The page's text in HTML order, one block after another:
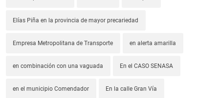
Elías Piña en la provincia de mayor precariedad
Empresa Metropolitana de Transporte en alerta amarilla
en combinación con una vaguada En el CASO SENASA
en el municipio Comendador En la calle Gran Vía